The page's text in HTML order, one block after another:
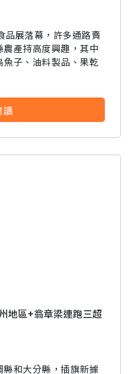
品展落幕，許多通路賣
產持高度興趣，其中
子、油料製品、果乾
地區+翁章梁連跑三超
和大分縣，插旗新據